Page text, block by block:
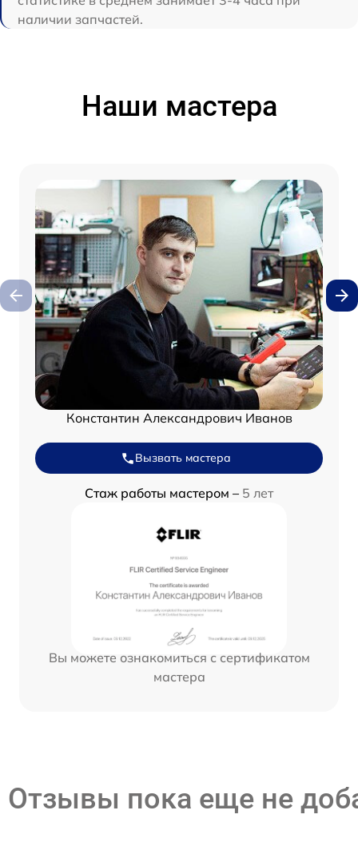
наличии запчастей.
Наши мастера
Константин Александрович Иванов
Вызвать мастера
Стаж работы мастером – 5 лет
Вы можете ознакомиться с сертификатом
мастера
Отзывы пока еще не